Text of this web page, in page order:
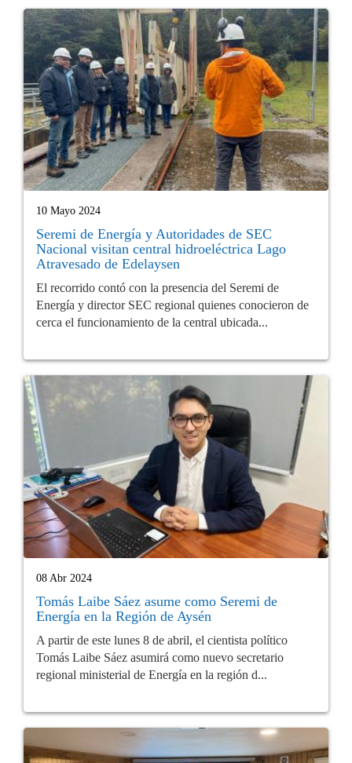
10 Mayo 2024
Seremi de Energía y Autoridades de SEC
Nacional visitan central hidroeléctrica Lago
Atravesado de Edelaysen
El recorrido contó con la presencia del Seremi de
Energía y director SEC regional quienes conocieron de
cerca el funcionamiento de la central ubicada...
08 Abr 2024
Tomás Laibe Sáez asume como Seremi de
Energía en la Región de Aysén
A partir de este lunes 8 de abril, el cientista político
Tomás Laibe Sáez asumirá como nuevo secretario
regional ministerial de Energía en la región d...